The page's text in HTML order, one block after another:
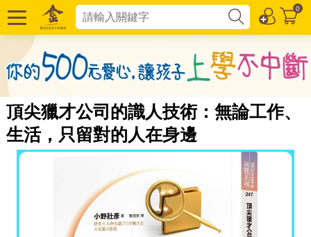
0
頂尖獵才公司的識人技術：無論工作、
生活，只留對的人在身邊